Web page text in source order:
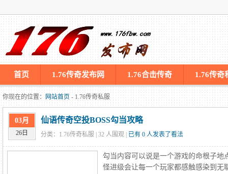
首页 1.76传奇发布网 1.76合击传奇 1.76传奇
你现在的位置： 网站首页- 1.76传奇私服
03月
26日
仙语传奇空投BOSS勾当攻略
分类：1.76传奇私服 | 32 人围观 | 已有 0 人发表了看法
勾当内容可以说是一个游戏的命根子地
怪进级会让每一个玩家都感触感染到无